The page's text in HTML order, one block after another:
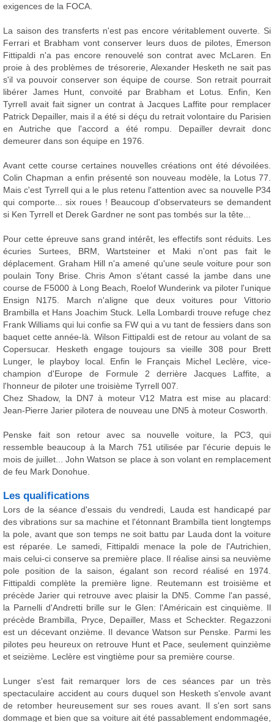
exigences de la FOCA.
La saison des transferts n'est pas encore véritablement ouverte. Si
Ferrari et Brabham vont conserver leurs duos de pilotes, Emerson
Fittipaldi n'a pas encore renouvelé son contrat avec McLaren. En
proie à des problèmes de trésorerie, Alexander Hesketh ne sait pas
s'il va pouvoir conserver son équipe de course. Son retrait pourrait
libérer James Hunt, convoité par Brabham et Lotus. Enfin, Ken
Tyrrell avait fait signer un contrat à Jacques Laffite pour remplacer
Patrick Depailler, mais il a été si déçu du retrait volontaire du Parisien
en Autriche que l'accord a été rompu. Depailler devrait donc
demeurer dans son équipe en 1976.
Avant cette course certaines nouvelles créations ont été dévoilées.
Colin Chapman a enfin présenté son nouveau modèle, la Lotus 77.
Mais c'est Tyrrell qui a le plus retenu l'attention avec sa nouvelle P34
qui comporte... six roues ! Beaucoup d'observateurs se demandent
si Ken Tyrrell et Derek Gardner ne sont pas tombés sur la tête...
Pour cette épreuve sans grand intérêt, les effectifs sont réduits. Les
écuries Surtees, BRM, Wartsteiner et Maki n'ont pas fait le
déplacement. Graham Hill n'a amené qu'une seule voiture pour son
poulain Tony Brise. Chris Amon s'étant cassé la jambe dans une
course de F5000 à Long Beach, Roelof Wunderink va piloter l'unique
Ensign N175. March n'aligne que deux voitures pour Vittorio
Brambilla et Hans Joachim Stuck. Lella Lombardi trouve refuge chez
Frank Williams qui lui confie sa FW qui a vu tant de fessiers dans son
baquet cette année-là. Wilson Fittipaldi est de retour au volant de sa
Copersucar. Hesketh engage toujours sa vieille 308 pour Brett
Lunger, le playboy local. Enfin le Français Michel Leclère, vice-
champion d'Europe de Formule 2 derrière Jacques Laffite, a
l'honneur de piloter une troisième Tyrrell 007.
Chez Shadow, la DN7 à moteur V12 Matra est mise au placard:
Jean-Pierre Jarier pilotera de nouveau une DN5 à moteur Cosworth.
Penske fait son retour avec sa nouvelle voiture, la PC3, qui
ressemble beaucoup à la March 751 utilisée par l'écurie depuis le
mois de juillet... John Watson se place à son volant en remplacement
de feu Mark Donohue.
Les qualifications
Lors de la séance d'essais du vendredi, Lauda est handicapé par
des vibrations sur sa machine et l'étonnant Brambilla tient longtemps
la pole, avant que son temps ne soit battu par Lauda dont la voiture
est réparée. Le samedi, Fittipaldi menace la pole de l'Autrichien,
mais celui-ci conserve sa première place. Il réalise ainsi sa neuvième
pole position de la saison, égalant son record réalisé en 1974.
Fittipaldi complète la première ligne. Reutemann est troisième et
précède Jarier qui retrouve avec plaisir la DN5. Comme l'an passé,
la Parnelli d'Andretti brille sur le Glen: l'Américain est cinquième. Il
précède Brambilla, Pryce, Depailler, Mass et Scheckter. Regazzoni
est un décevant onzième. Il devance Watson sur Penske. Parmi les
pilotes peu heureux on retrouve Hunt et Pace, seulement quinzième
et seizième. Leclère est vingtième pour sa première course.
Lunger s'est fait remarquer lors de ces séances par un très
spectaculaire accident au cours duquel son Hesketh s'envole avant
de retomber heureusement sur ses roues avant. Il s'en sort sans
dommage et bien que sa voiture ait été passablement endommagée,